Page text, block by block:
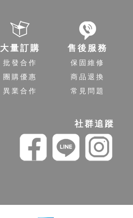
大量訂購
批發合作
團購優惠
異業合作
售後服務
保固維修
商品退換
常見問題
社群追蹤